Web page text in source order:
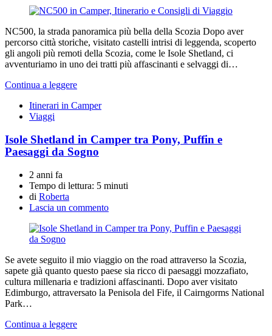
NC500, la strada panoramica più bella della Scozia Dopo aver
percorso città storiche, visitato castelli intrisi di leggenda, scoperto
gli angoli più remoti della Scozia, come le Isole Shetland, ci
avventuriamo in uno dei tratti più affascinanti e selvaggi di…
Continua a leggere
Itinerari in Camper
Viaggi
Isole Shetland in Camper tra Pony, Puffin e
Paesaggi da Sogno
2 anni fa
Tempo di lettura: 5 minuti
di Roberta
Lascia un commento
Se avete seguito il mio viaggio on the road attraverso la Scozia,
sapete già quanto questo paese sia ricco di paesaggi mozzafiato,
cultura millenaria e tradizioni affascinanti. Dopo aver visitato
Edimburgo, attraversato la Penisola del Fife, il Cairngorms National
Park…
Continua a leggere